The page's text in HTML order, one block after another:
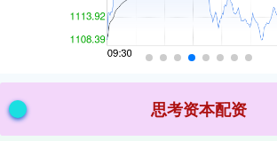
思考资本配资